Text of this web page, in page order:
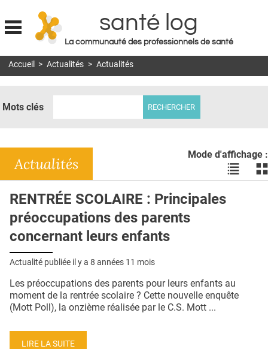
Jump to navigation
santé log
La communauté des professionnels de santé
MON COMPTE
DOSSIERS
RÉSEAUX
E-REVUE SAD
THÉMA
L'APP
PUBLICITÉ
CONTACT
Accueil > Actualités > Actualités
Mots clés
Mode d'affichage :
Voir
les
les
Actualités
RENTRÉE SCOLAIRE : Principales
préoccupations des parents
concernant leurs enfants
Actualité publiée il y a 8 années 11 mois
Les préoccupations des parents pour leurs enfants au
moment de la rentrée scolaire ? Cette nouvelle enquête
(Mott Poll), la onzième réalisée par le C.S. Mott ...
LIRE LA SUITE